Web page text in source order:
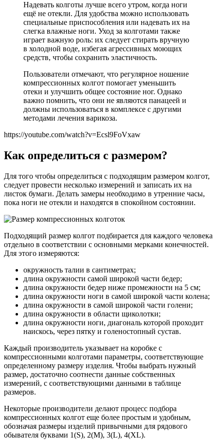
Надевать колготы лучше всего утром, когда ноги
ещё не отекли. Для удобства можно использовать
специальные приспособления или надевать их на
слегка влажные ноги. Уход за колготами также
играет важную роль: их следует стирать вручную
в холодной воде, избегая агрессивных моющих
средств, чтобы сохранить эластичность.
Пользователи отмечают, что регулярное ношение
компрессионных колгот помогает уменьшить
отеки и улучшить общее состояние ног. Однако
важно помнить, что они не являются панацеей и
должны использоваться в комплексе с другими
методами лечения варикоза.
https://youtube.com/watch?v=Ecsl9FoVxaw
Как определиться с размером?
Для того чтобы определиться с подходящим размером колгот,
следует провести несколько измерений и записать их на
листок бумаги. Делать замеры необходимо в утренние часы,
пока ноги не отекли и находятся в спокойном состоянии.
Подходящий размер колгот подбирается для каждого человека
отдельно в соответствии с основными мерками конечностей.
Для этого измеряются:
окружность талии в сантиметрах;
длина окружности самой широкой части бедер;
длина окружности бедер ниже промежности на 5 см;
длина окружности ноги в самой широкой части колена;
длина окружности в самой широкой части голени;
длина окружности в области щиколотки;
длина окружности ноги, диагональ которой проходит
наискось, через пятку и голеностопный сустав.
Каждый производитель указывает на коробке с
компрессионными колготами параметры, соответствующие
определенному размеру изделия. Чтобы выбрать нужный
размер, достаточно соотнести данные собственных
измерений, с соответствующими данными в таблице
размеров.
Некоторые производители делают процесс подбора
компрессионных колгот еще более простым и удобным,
обозначая размеры изделий привычными для рядового
обывателя буквами 1(S), 2(M), 3(L), 4(XL).